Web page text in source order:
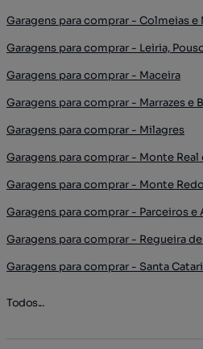
Garagens para comprar - Colmeias e
Garagens para comprar - Leiria,
Garagens para comprar - Maceira
Garagens para comprar - Marrazes e
Garagens para comprar - Milagres
Garagens para comprar - Monte Real
Garagens para comprar - Monte
Garagens para comprar - Parceiros e
Garagens para comprar - Regueira
Garagens para comprar - Santa
Todos...